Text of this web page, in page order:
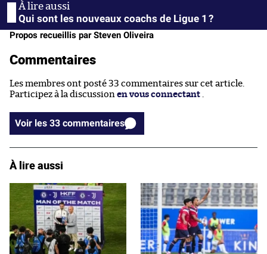
Qui sont les nouveaux coachs de Ligue 1 ?
Propos recueillis par Steven Oliveira
Commentaires
Les membres ont posté 33 commentaires sur cet article.
Participez à la discussion en vous connectant
Voir les 33 commentaires
À lire aussi